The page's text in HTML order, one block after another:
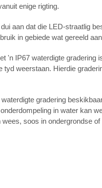
enige rigting.
aan dat die LED-straatlig
in gebiede wat gereeld
'n IP67 waterdigte
tyd weerstaan. Hierdie
gradering
in water kan
soos in ondergrondse